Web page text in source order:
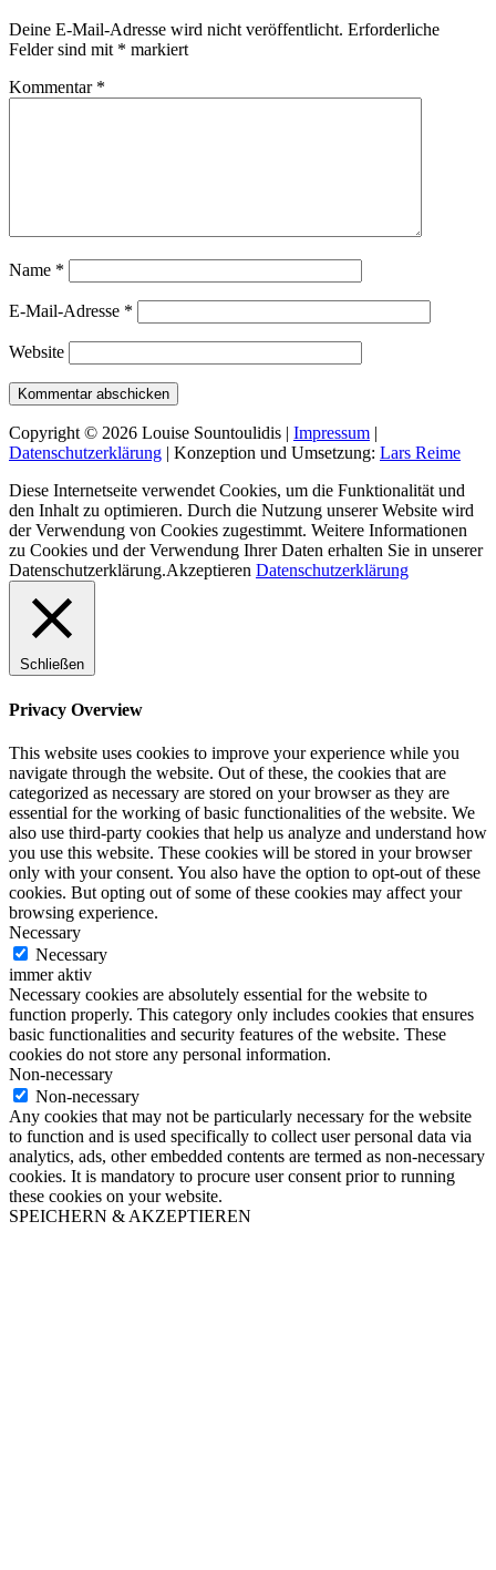
Deine E-Mail-Adresse wird nicht veröffentlicht. Erforderliche
Felder sind mit * markiert
Kommentar *
Name *
E-Mail-Adresse *
Website
Copyright © 2026 Louise Sountoulidis | Impressum |
Datenschutzerklärung | Konzeption und Umsetzung: Lars Reime
Diese Internetseite verwendet Cookies, um die Funktionalität und
den Inhalt zu optimieren. Durch die Nutzung unserer Website wird
der Verwendung von Cookies zugestimmt. Weitere Informationen
zu Cookies und der Verwendung Ihrer Daten erhalten Sie in unserer
Datenschutzerklärung.Akzeptieren Datenschutzerklärung
Schließen
Privacy Overview
This website uses cookies to improve your experience while you
navigate through the website. Out of these, the cookies that are
categorized as necessary are stored on your browser as they are
essential for the working of basic functionalities of the website. We
also use third-party cookies that help us analyze and understand how
you use this website. These cookies will be stored in your browser
only with your consent. You also have the option to opt-out of these
cookies. But opting out of some of these cookies may affect your
browsing experience.
Necessary
Necessary
immer aktiv
Necessary cookies are absolutely essential for the website to
function properly. This category only includes cookies that ensures
basic functionalities and security features of the website. These
cookies do not store any personal information.
Non-necessary
Non-necessary
Any cookies that may not be particularly necessary for the website
to function and is used specifically to collect user personal data via
analytics, ads, other embedded contents are termed as non-necessary
cookies. It is mandatory to procure user consent prior to running
these cookies on your website.
SPEICHERN & AKZEPTIEREN